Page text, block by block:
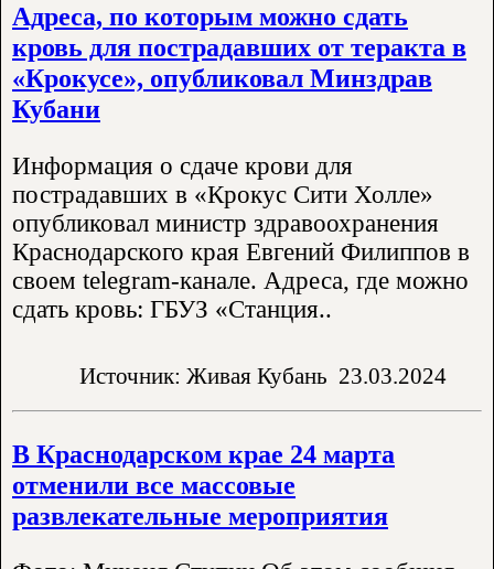
Адреса, по которым можно сдать
кровь для пострадавших от теракта в
«Крокусе», опубликовал Минздрав
Кубани
Информация о сдаче крови для
пострадавших в «Крокус Сити Холле»
опубликовал министр здравоохранения
Краснодарского края Евгений Филиппов в
своем telegram-канале. Адреса, где можно
сдать кровь: ГБУЗ «Станция..
Источник: Живая Кубань 23.03.2024
В Краснодарском крае 24 марта
отменили все массовые
развлекательные мероприятия